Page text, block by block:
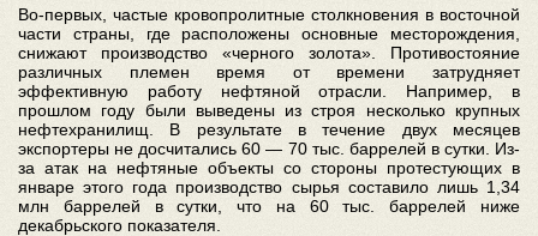
Во-первых, частые кровопролитные столкновения в восточной
части страны, где расположены основные месторождения,
снижают производство «черного золота». Противостояние
различных племен время от времени затрудняет
эффективную работу нефтяной отрасли. Например, в
прошлом году были выведены из строя несколько крупных
нефтехранилищ. В результате в течение двух месяцев
экспортеры не досчитались 60 — 70 тыс. баррелей в сутки. Из-
за атак на нефтяные объекты со стороны протестующих в
январе этого года производство сырья составило лишь 1,34
млн баррелей в сутки, что на 60 тыс. баррелей ниже
декабрьского показателя.